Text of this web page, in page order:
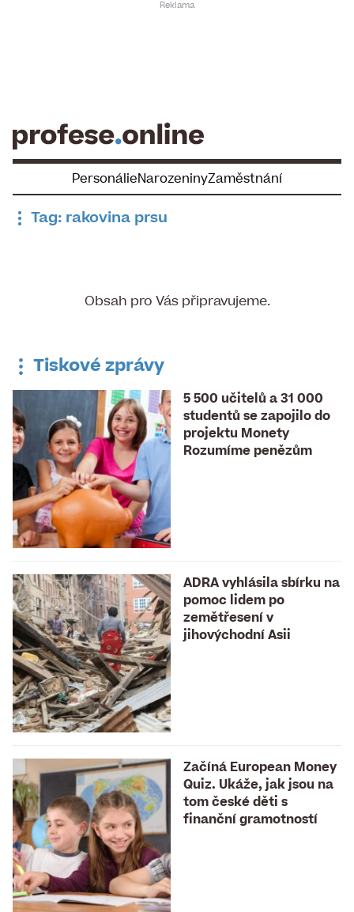
PersonálieNarozeninyZaměstnání
Tag: rakovina prsu
Obsah pro Vás připravujeme.
Tiskové zprávy
5 500 učitelů a 31 000
studentů se zapojilo do
projektu Monety
Rozumíme penězům
ADRA vyhlásila sbírku na
pomoc lidem po
zemětřesení v
jihovýchodní Asii
Začíná European Money
Quiz. Ukáže, jak jsou na
tom české děti s
finanční gramotností